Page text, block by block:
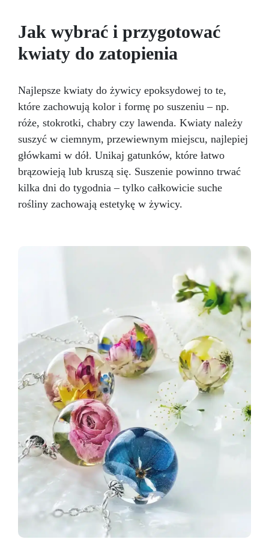
suszone kwiaty, aby dodać niepowtarzalny
akcent, użyj brokatu lub złotej folii dla
eleganckiego wyglądu, stwórz efekt marmuru
lub litery w stylu galaktycznym. Eksperymentuj i
swoich bliskich
Rozpocznij swoją twórczą
podróż z żywicą dzięki tym prostym, ale
efektownym projektom, będziemy z Tobą od
początku do końca (i jesteśmy pewni, że nie
będziesz chciał przestać!)
Zamów teraz!
Jak wybrać i przygotować
kwiaty do zatopienia
Najlepsze kwiaty do żywicy epoksydowej to te,
które zachowują kolor i formę po suszeniu – np.
róże, stokrotki, chabry czy lawenda. Kwiaty należy
suszyć w ciemnym, przewiewnym miejscu, najlepiej
główkami w dół. Unikaj gatunków, które łatwo
brązowieją lub kruszą się. Suszenie powinno trwać
kilka dni do tygodnia – tylko całkowicie suche
rośliny zachowają estetykę w żywicy.